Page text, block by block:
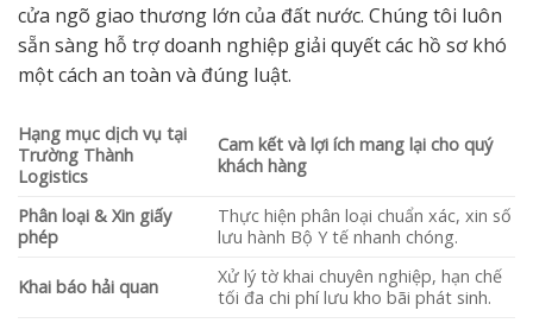
cửa ngõ giao thương lớn của đất nước. Chúng tôi luôn
sẵn sàng hỗ trợ doanh nghiệp giải quyết các hồ sơ khó
một cách an toàn và đúng luật.
Hạng mục dịch vụ tại
Trường Thành
Logistics
Cam kết và lợi ích mang lại cho quý
khách hàng
Phân loại & Xin giấy
phép
Thực hiện phân loại chuẩn xác, xin số
lưu hành Bộ Y tế nhanh chóng.
Khai báo hải quan
Xử lý tờ khai chuyên nghiệp, hạn chế
tối đa chi phí lưu kho bãi phát sinh.